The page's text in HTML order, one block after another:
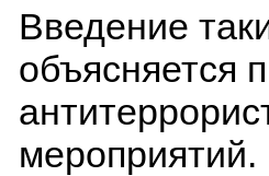
Введение
объясняется
мероприятий.